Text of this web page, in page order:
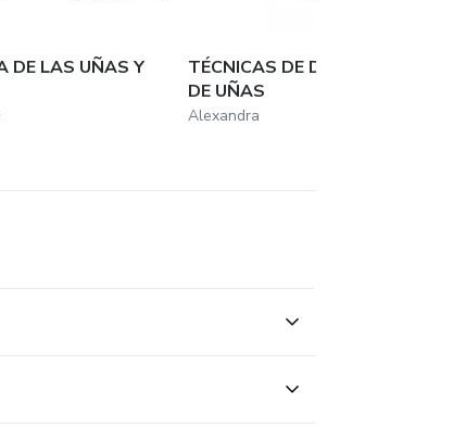
DE LAS UÑAS Y
TÉCNICAS DE DECORACIÓN
DE UÑAS
Alexandra